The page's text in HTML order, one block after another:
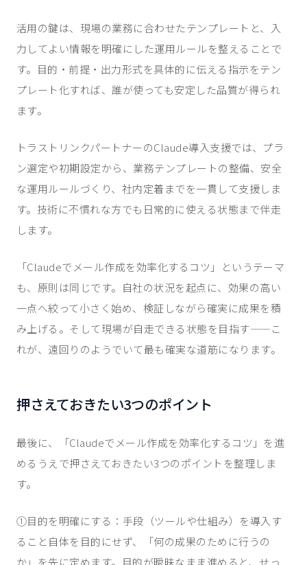
活用の鍵は、現場の業務に合わせたテンプレートと、入
力してよい情報を明確にした運用ルールを整えることで
す。目的・前提・出力形式を具体的に伝える指示をテン
プレート化すれば、誰が使っても安定した品質が得られ
ます。
トラストリンクパートナーのClaude導入支援では、プラ
ン選定や初期設定から、業務テンプレートの整備、安全
な運用ルールづくり、社内定着までを一貫して支援しま
す。技術に不慣れな方でも日常的に使える状態まで伴走
します。
「Claudeでメール作成を効率化するコツ」というテーマ
も、原則は同じです。自社の状況を起点に、効果の高い
一点へ絞って小さく始め、検証しながら確実に成果を積
み上げる。そして現場が自走できる状態を目指す——こ
れが、遠回りのようでいて最も確実な道筋になります。
押さえておきたい3つのポイント
最後に、「Claudeでメール作成を効率化するコツ」を進
めるうえで押さえておきたい3つのポイントを整理しま
す。
①目的を明確にする：手段（ツールや仕組み）を導入す
ること自体を目的にせず、「何の成果のために行うの
か」を先に定めます。目的が曖昧なまま進めると、せっ